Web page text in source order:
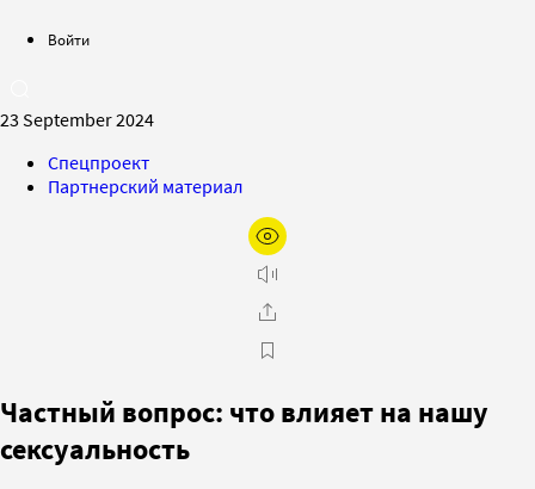
Войти
23 September 2024
Спецпроект
Партнерский материал
Частный вопрос: что влияет на нашу
сексуальность